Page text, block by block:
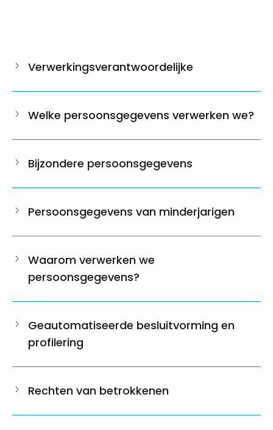
Verwerkingsverantwoordelijke
Welke persoonsgegevens verwerken we?
Bijzondere persoonsgegevens
Persoonsgegevens van minderjarigen
Waarom verwerken we
persoonsgegevens?
Geautomatiseerde besluitvorming en
profilering
Rechten van betrokkenen